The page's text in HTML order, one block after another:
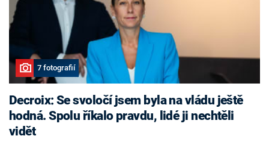
7 fotografií
Decroix: Se svoločí jsem byla na vládu ještě
hodná. Spolu říkalo pravdu, lidé ji nechtěli
vidět